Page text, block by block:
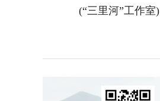
(“三里河”工作室)